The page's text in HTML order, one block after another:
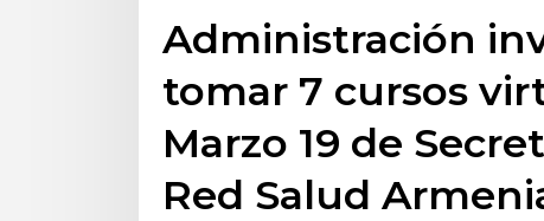
Administración
tomar 7 cursos
Marzo 19 de
Red Salud